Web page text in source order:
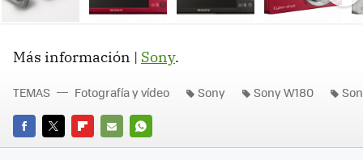
Más información | Sony.
FACEBOOK
TWITTERFLIPBOARD
E-
WHATSAPP
TEMAS Fotografía y vídeo Sony Sony W180